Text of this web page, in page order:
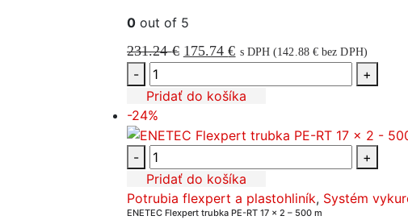
0 out of 5
231.24€ Pôvodná
bola:
175.74€Aktuálna
je:
s DPH (142.88 € bez DPH)
-
+
Pridať do košíka
-24%
-
+
Pridať do košíka
Potrubia flexpert a plastohliník, Systém
ENETEC Flexpert trubka PE-RT 17 x 2 – 500 m